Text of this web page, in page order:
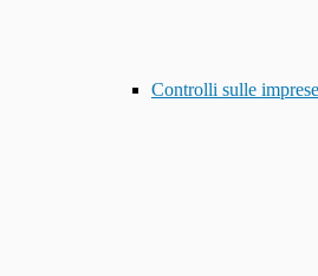
Controlli sulle imprese